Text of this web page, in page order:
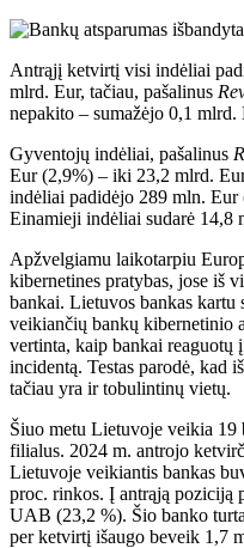
Antrąjį ketvirtį visi indėliai
mlrd. Eur, tačiau, pašalinus
nepakito – sumažėjo 0,1 mlrd.
Gyventojų indėliai, pašalinus
Eur (2,9%) – iki 23,2 mlrd.
indėliai padidėjo 289 mln.
Einamieji indėliai sudarė 14,8
Apžvelgiamu laikotarpiu
kibernetines pratybas, jose iš
bankai. Lietuvos bankas
veikiančių bankų kibernetinio
vertinta, kaip bankai reaguotų
incidentą. Testas parodė, kad
tačiau yra ir tobulintinų vietų.
Šiuo metu Lietuvoje veikia 19
filialus. 2024 m. antrojo
Lietuvoje veikiantis bankas
proc. rinkos. Į antrąją poziciją
UAB (23,2 %). Šio banko
per ketvirtį išaugo beveik 1,7